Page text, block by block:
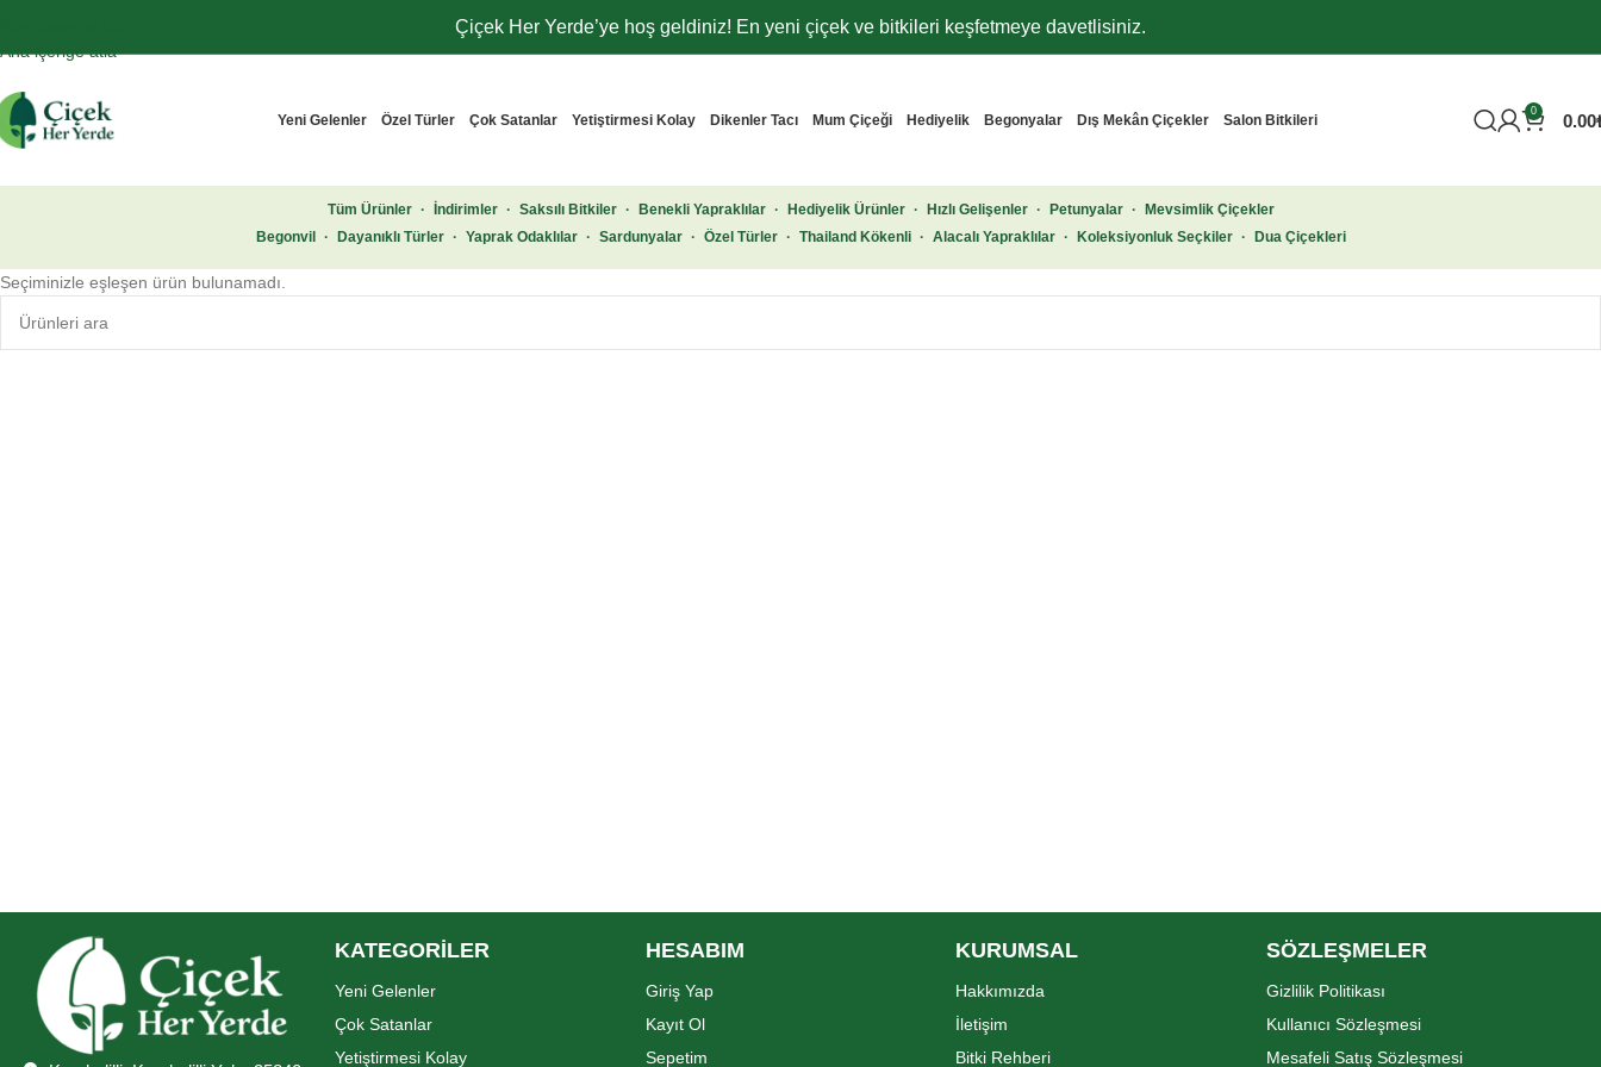
Ana içeriğe atla
Çiçek Her Yerde’ye hoş geldiniz! En yeni çiçek ve bitkileri keşfetmeye davetlisiniz.
Yeni Gelenler Özel Türler Çok Satanlar Yetiştirmesi Kolay Dikenler Tacı Mum Çiçeği Hediyelik Begonyalar Dış Mekân Çiçekler Salon Bitkileri
0 0.00
Tüm Ürünler · İndirimler · Saksılı Bitkiler · Benekli Yapraklılar · Hediyelik Ürünler · Hızlı Gelişenler · Petunyalar ·
Mevsimlik Çiçekler
Begonvil
· Dayanıklı Türler · Yaprak Odaklılar · Sardunyalar · Özel Türler · Thailand Kökenli · Alacalı Yapraklılar · Koleksiyonluk Seçkiler · Dua Çiçekleri
Seçiminizle eşleşen ürün bulunamadı.
KATEGORİLER
Yeni Gelenler
Çok Satanlar
Yetiştirmesi Kolay
HESABIM
Giriş Yap
Kayıt Ol
Sepetim
KURUMSAL
Hakkımızda
İletişim
Bitki Rehberi
SÖZLEŞMELER
Gizlilik Politikası
Kullanıcı Sözleşmesi
Mesafeli Satış Sözleşmesi